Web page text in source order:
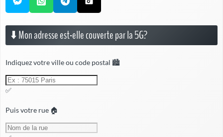
⬇️ Mon adresse est-elle couverte par la 5G?
Indiquez votre ville ou code postal 🏙️
✅
Puis votre rue 🏠